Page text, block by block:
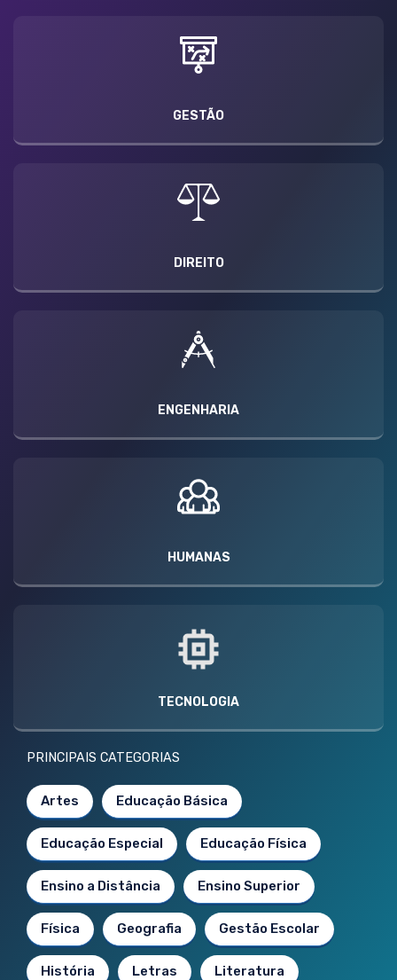
GESTÃO
DIREITO
ENGENHARIA
HUMANAS
TECNOLOGIA
PRINCIPAIS CATEGORIAS
Artes Educação Básica
Educação Especial Educação Física
Ensino a Distância Ensino Superior
Física Geografia Gestão Escolar
História Letras Literatura